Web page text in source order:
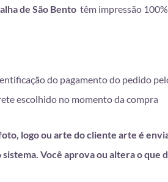
de São Bento têm impressão
do pagamento do pedido
escolhido no momento da compra
logo ou arte do cliente arte é
Você aprova ou altera o que